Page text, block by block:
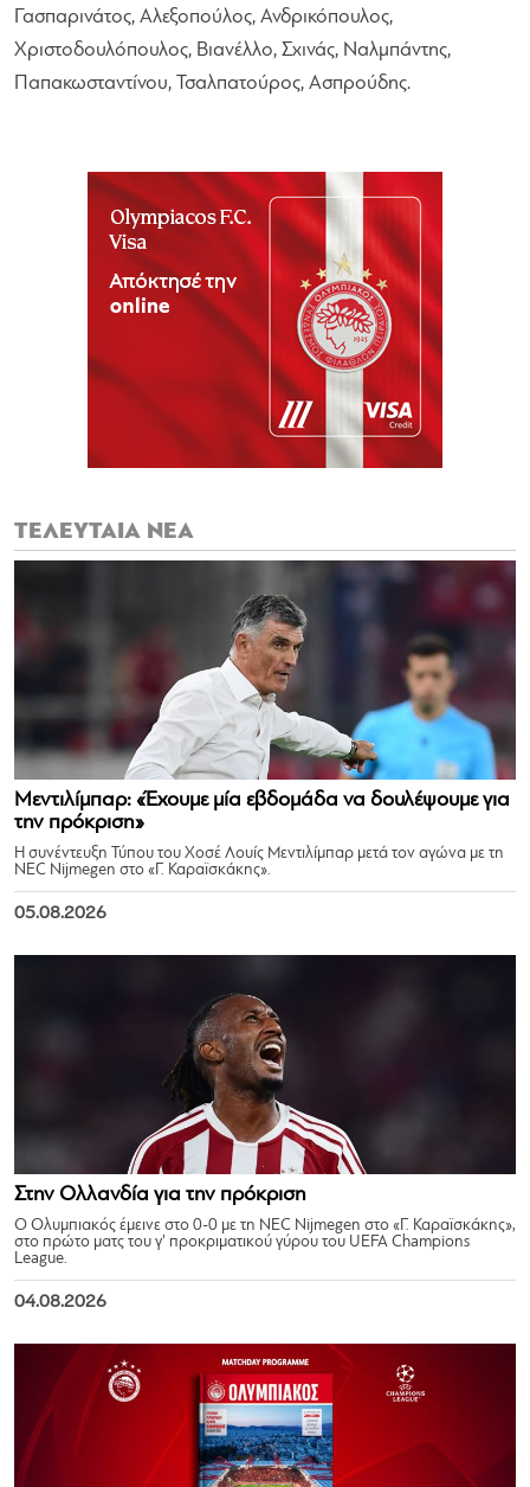
Γασπαρινάτος, Αλεξοπούλος, Ανδρικόπουλος,
Χριστοδουλόπουλος, Βιανέλλο, Σχινάς, Ναλμπάντης,
Παπακωσταντίνου, Τσαλπατούρος, Ασπρούδης.
ΤΕΛΕΥΤΑΙΑ ΝΕΑ
Μεντιλίμπαρ: «Έχουμε μία εβδομάδα να δουλέψουμε για
την πρόκριση»
Η συνέντευξη Τύπου του Χοσέ Λουίς Μεντιλίμπαρ μετά τον αγώνα με τη
NEC Nijmegen στο «Γ. Καραϊσκάκης».
05.08.2026
Στην Ολλανδία για την πρόκριση
Ο Ολυμπιακός έμεινε στο 0-0 με τη NEC Nijmegen στο «Γ. Καραϊσκάκης»,
στο πρώτο ματς του γ’ προκριματικού γύρου του UEFA Champions
League.
04.08.2026